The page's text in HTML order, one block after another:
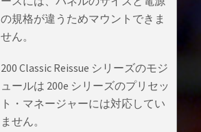
の規格が違うためマウントできま
せん。
200 Classic Reissue シリーズのモジ
ュールは 200e シリーズのプリセッ
ト・マネージャーには対応してい
ません。